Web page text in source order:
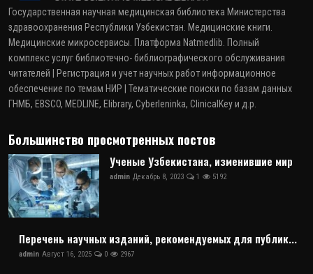
Государственная научная медицинская библиотека Министерства
здравоохранения Республики Узбекистан. Медицинские книги.
Медицинские микросервисы. Платформа Natmedlib. Полный
комплекс услуг библиотечно- библиографического обслуживания
читателей | Регистрация и учет научных работ информационное
обеспечение по темам НИР | Тематические поиски по базам данных
ГНМБ, EBSCO, MEDLINE, Elibrary, Cyberleninka, ClinicalKey и д.р.
Большинство просмотренных постов
Ученые Узбекистана, изменившие мир
admin Декабрь 8, 2023 1 5192
Перечень научных изданий, рекомендуемых для публик...
admin Август 16, 2025 0 2967